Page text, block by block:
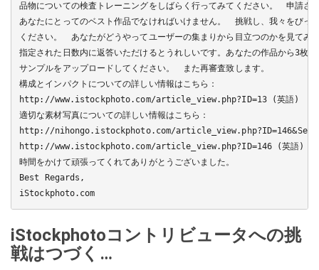
品物についての検査トレーニングをしばらく行ってみてください。　申請さ
あなたにとってのベスト作品でなければいけません。　挑戦し、我々をびっ
ください。　あなたがどうやってユーザーの集まりから目立つのかを見てみ
指定された日数内に返答いただけるとうれしいです。あなたの作品から3枚
サンプルをアップロードしてください。　また再審査致します。
構成とインパクトについての詳しい情報はこちら：
http://www.istockphoto.com/article_view.php?ID=13 (英語)
適切な素材写真についての詳しい情報はこちら：
http://nihongo.istockphoto.com/
http://www.istockphoto.com/article_view.php?ID=146 (英語)
時間をかけて頑張ってくれてありがとうございました。
Best Regards,
iStockphotoコントリビュータへの挑
戦はつづく…